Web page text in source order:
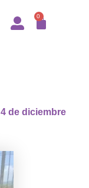
0
4 de diciembre